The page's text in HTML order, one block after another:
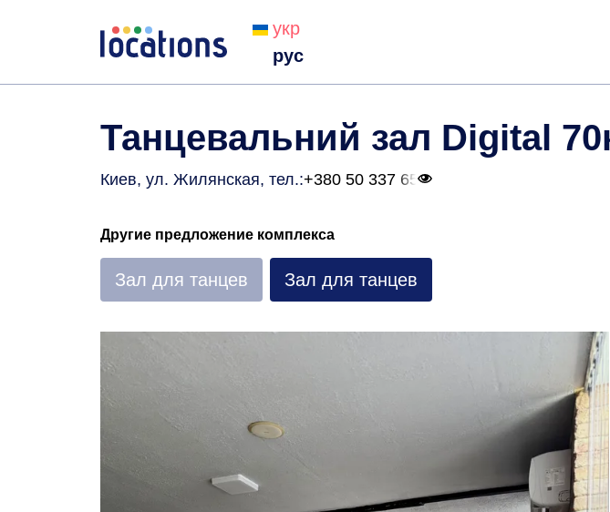
укр
рус
Танцевальний зал Digital
Киев, ул. Жилянская, тел.:+380 50 337 65
Другие предложение комплекса
Зал для танцев Зал для танцев